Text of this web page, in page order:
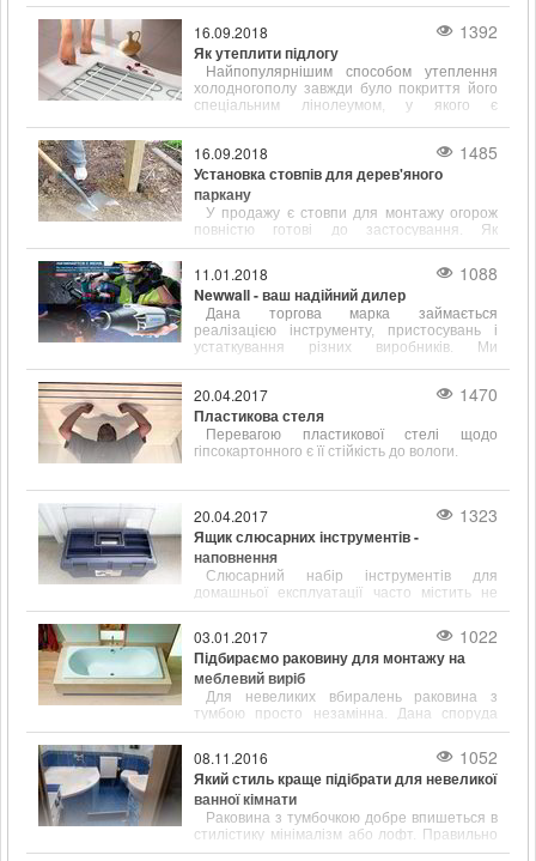
16.09.2018 1392
Як утеплити підлогу
Найпопулярнішим способом утеплення
холодногополу завжди було покриття його
спеціальним лінолеумом, у якого є
16.09.2018 1485
Установка стовпів для дерев'яного
паркану
У продажу є стовпи для монтажу огорож
повністю готові до застосування. Як
правило, вони вже покриті спеціальними
антигрибковими і ізолюючими складами.
11.01.2018 1088
Newwall - ваш надійний дилер
Дана торгова марка займається
реалізацією інструменту, пристосувань і
устаткування різних виробників. Ми
20.04.2017 1470
Пластикова стеля
Перевагою пластикової стелі щодо
гіпсокартонного є її стійкість до вологи.
20.04.2017 1323
Ящик слюсарних інструментів -
наповнення
Слюсарний набір інструментів для
домашньої експлуатації часто містить не
тільки популярні і відомі предмети, такі як
молоток, викрутка, ключ, а й містить зубило,
кернер, кусачки і інші інструменти.
03.01.2017 1022
Підбираємо раковину для монтажу на
меблевий виріб
Для невеликих вбиралень раковина з
тумбою просто незамінна. Дана споруда
відрізняється підвищеною
функціональністю і привабливим зовнішнім
виглядом.
08.11.2016 1052
Який стиль краще підібрати для невеликої
ванної кімнати
Раковина з тумбочкою добре впишеться в
стилістику мінімалізм або лофт. Правильно
підібрані розміри сантехніки допоможуть